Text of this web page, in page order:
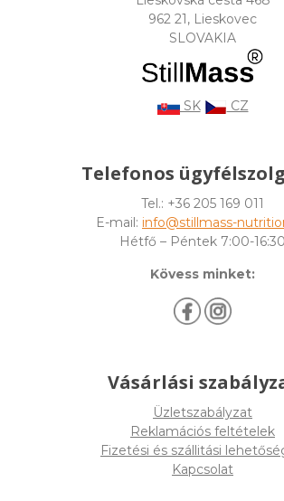
962 21, Lieskovec
SLOVAKIA
SK CZ
Telefonos
Tel.: +36 205 169 011
E-mail: info@stillmass-
Hétfő – Péntek 7:00-16:30
Kövess minket:
Vásárlási
Üzletszabályzat
Reklamációs feltételek
Fizetési és szállitási
Kapcsolat